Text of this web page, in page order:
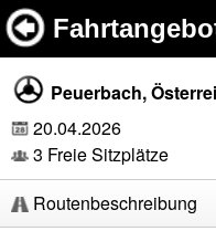
Peuerbach,
20.04.2026
3 Freie Sitzplätze
Routenbeschreibung